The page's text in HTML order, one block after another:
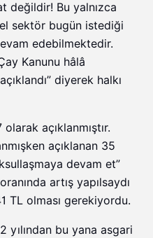
değildir! Bu yalnızca
sektör bugün istediği
edebilmektedir.
Kanunu hâlâ
diyerek halkı
açıklanmıştır.
açıklanan 35
devam et”
artış yapılsaydı
TL olması gerekiyordu.
yılından bu yana asgari